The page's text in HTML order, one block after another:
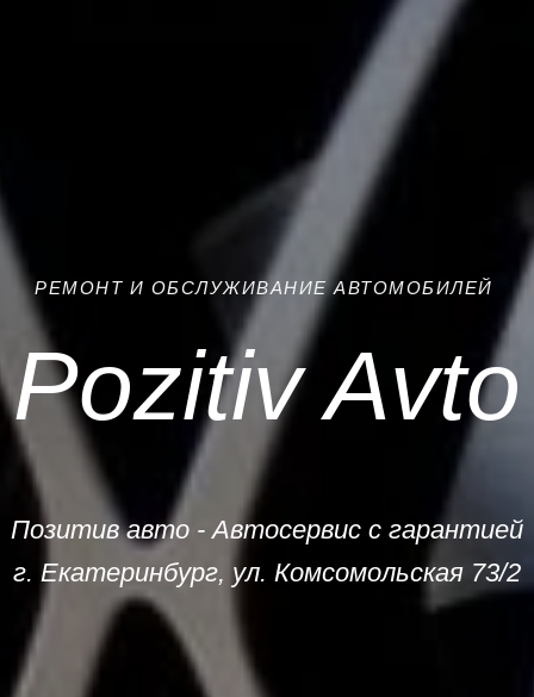
РЕМОНТ И ОБСЛУЖИВАНИЕ АВТОМОБИЛЕЙ
Pozitiv Avto
Позитив авто - Автосервис с гарантией
г. Екатеринбург, ул. Комсомольская 73/2